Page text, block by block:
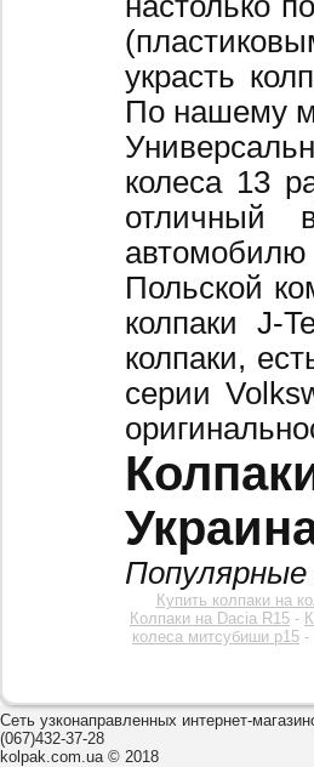
украсть
По нашему
колеса 13
отличный
Польской
колпаки J-
колпаки,
серии
Популярные
Купить колпаки на
Колпаки на Dacia R15 -
колеса митсубиши р15 -
Сеть узконаправленных интернет-
(067)432-37-28
kolpak.com.ua © 2018